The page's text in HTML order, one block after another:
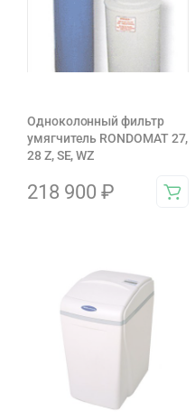
Одноколонный фильтр
умягчитель RONDOMAT 27,
28 Z, SE, WZ
218 900 ₽